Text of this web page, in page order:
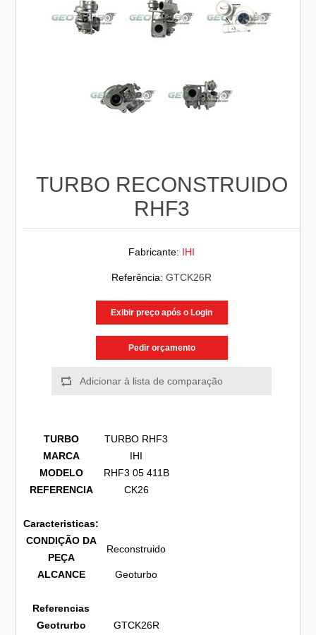
TURBO RECONSTRUIDO
RHF3
Fabricante: IHI
Referência: GTCK26R
Exibir preço após o Login
Pedir orçamento
TURBO
TURBO RHF3
MARCA
IHI
MODELO
RHF3 05 411B
REFERENCIA
CK26
Caracteristicas:
CONDIÇÃO DA
PEÇA
Reconstruido
ALCANCE Geoturbo
Referencias
Geotrurbo
GTCK26R